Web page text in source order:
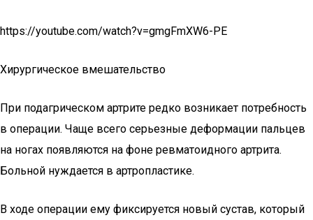
https://youtube.com/watch?v=gmgFmXW6-PE
Хирургическое вмешательство
При подагрическом артрите редко возникает потребность
в операции. Чаще всего серьезные деформации пальцев
на ногах появляются на фоне ревматоидного артрита.
Больной нуждается в артропластике.
В ходе операции ему фиксируется новый сустав, который